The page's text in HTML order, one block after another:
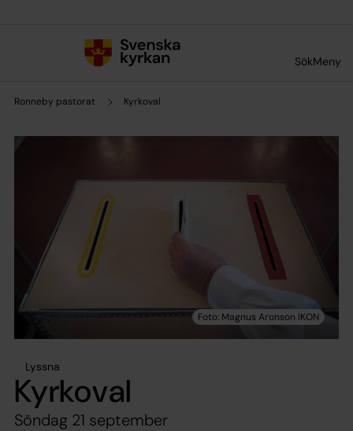
SökMeny
Ronneby pastorat Kyrkoval
Lyssna
Kyrkoval
Söndag 21 september